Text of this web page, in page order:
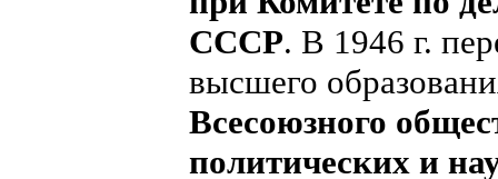
СССР. В 1946 г.
высшего
Всесоюзного
политических и